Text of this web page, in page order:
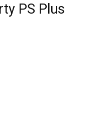
PS Plus